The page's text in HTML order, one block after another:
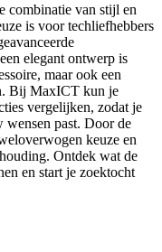
combinatie van stijl en
is voor techliefhebbers
elegant ontwerp is
maar ook een
Bij MaxICT kun je
vergelijken, zodat je
wensen past. Door de
keuze en
Ontdek wat de
en start je zoektocht